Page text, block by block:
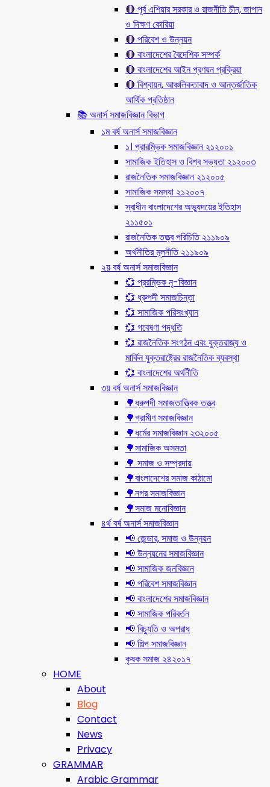
🔴 পূর্ব এশিয়ার সরকার ও রাজনীতি চীন, জাপান
ও দিক্ষণ কোরিয়া
🔴 পরিবেশ ও উন্নয়ন
🔴 বাংলাদেশের বৈদেশিক সম্পর্ক
🔴 বাংলাদেশের আইন প্রণয়ন প্রক্রিয়া
🔴 বিশ্বায়ন, আঞ্চলিকতাবাদ ও আন্তর্জাতিক
আর্থিক প্রতিষ্ঠান
📚 অনার্স সমাজবিজ্ঞান বিভাগ
১ম বর্ষ অনার্স সমাজবিজ্ঞান
১। প্রারম্ভিক সমাজবিজ্ঞান ২১২০০১
সামাজিক ইতিহাস ও বিশ্ব সভ্যতা ২১২০০৩
রাজনৈতিক সমাজবিজ্ঞান ২১২০০৫
সামাজিক সমস্যা ২১২০০৭
স্বাধীন বাংলাদেশের অভ্যুদয়ের ইতিহাস
২১১৫০১
রাজনৈতিক তত্ত্ব পরিচিতি ২১১৯০৯
অর্থনীতির মূলনীতি ২১১৯০৯
২য় বর্ষ অনার্স সমাজবিজ্ঞান
💞 প্ররম্ভিক নৃ-বিজ্ঞান
💞 ধ্রুপদী সমাজচিন্তা
💞 সামাজিক পরিসংখ্যান
💞 গবেষণা পদ্ধতি
💞 রাজনৈতিক সংগঠন এবং যুক্তরাজ্য ও
মার্কিন যুক্তরাষ্ট্রের রাজনৈতিক ব্যবস্থা
💞 বাংলাদেশের অর্থনীতি
৩য় বর্ষ অনার্স সমাজবিজ্ঞান
🌳ধ্রুপদী সমাজতাত্ত্বিক তত্ত্ব
🌳গ্রামীণ সমাজবিজ্ঞান
🌳ধর্মের সমাজবিজ্ঞান ২৩২০০৫
🌳সামাজিক অসমতা
🌳 সমাজ ও সম্প্রদায়
🌳বাংলাদেশের সমাজ কাঠামো
🌳নগর সমাজবিজ্ঞান
🌳সমাজ মনোবিজ্ঞান
৪র্থ বর্ষ অনার্স সমাজবিজ্ঞান
📢 জেন্ডার, সমাজ ও উন্নয়ন
📢 উন্নয়নের সমাজবিজ্ঞান
📢 সামাজিক জনবিজ্ঞান
📢 পরিবেশ সমাজবিজ্ঞান
📢 বাংলাদেশের সমাজবিজ্ঞান
📢 সামাজিক পরিবর্তন
📢 বিচ্যুতি ও অপরাধ
📢 শিল্প সমাজবিজ্ঞান
কৃষক সমাজ ২৪২০১৭
HOME
About
Blog
Contact
News
Privacy
GRAMMAR
Arabic Grammar